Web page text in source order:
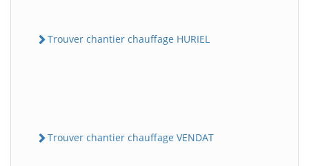
Trouver chantier chauffage HURIEL
Trouver chantier chauffage VENDAT